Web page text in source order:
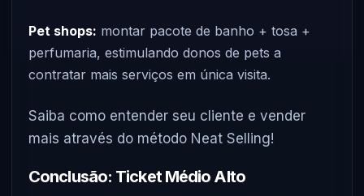
Pet shops: montar pacote de banho + tosa +
perfumaria, estimulando donos de pets a
contratar mais serviços em única visita.
Saiba como entender seu cliente e vender
mais através do método Neat Selling!
Conclusão: Ticket Médio Alto